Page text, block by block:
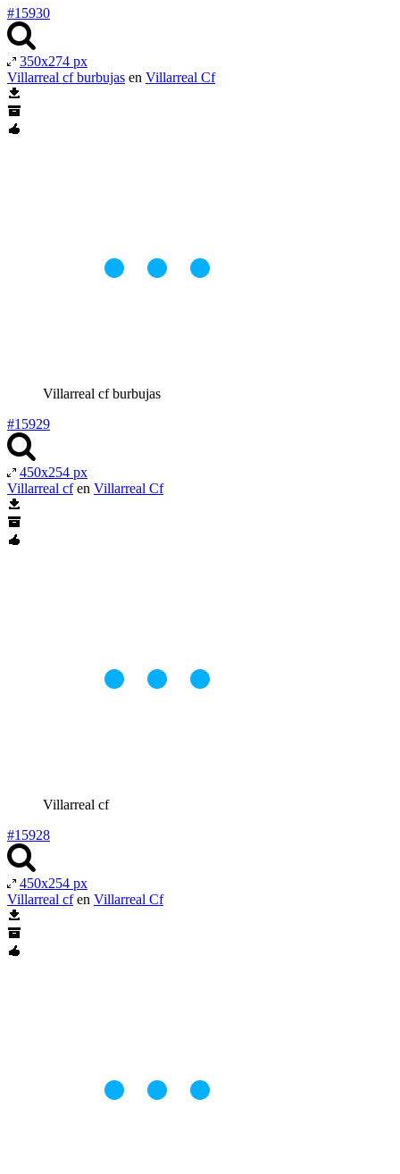
#15930
350x274 px
Villarreal cf burbujas en Villarreal Cf
Villarreal cf burbujas
#15929
450x254 px
Villarreal cfen Villarreal Cf
Villarreal cf
#15928
450x254 px
Villarreal cfen Villarreal Cf